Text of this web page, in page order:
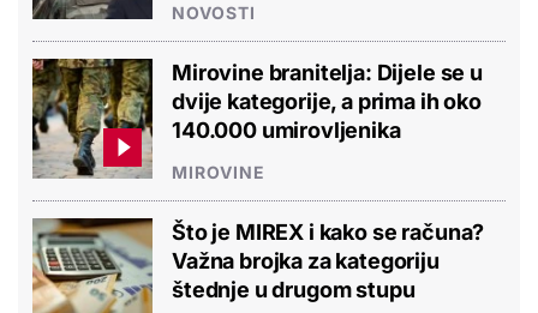
NOVOSTI
Mirovine branitelja: Dijele se u
dvije kategorije, a prima ih oko
140.000 umirovljenika
MIROVINE
Što je MIREX i kako se računa?
Važna brojka za kategoriju
štednje u drugom stupu